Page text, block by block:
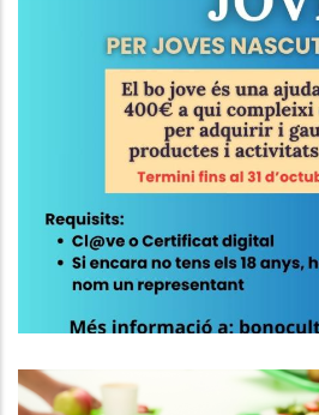
BO CULTURAL
Joventut